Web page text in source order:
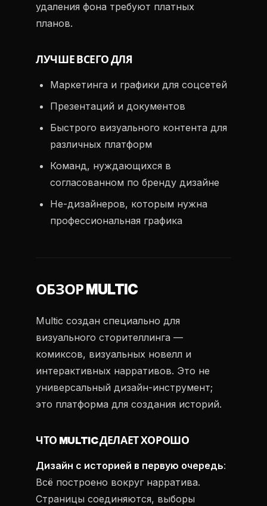
удаления фона требуют платных
планов.
ЛУЧШЕ ВСЕГО ДЛЯ
Маркетинга и графики для соцсетей
Презентаций и документов
Быстрого визуального контента для
различных платформ
Команд, нуждающихся в
согласованном по бренду дизайне
Не-дизайнеров, которым нужна
профессиональная графика
ОБЗОР MULTIC
Multic создан специально для
визуального сторителлинга —
комиксов, визуальных новелл и
интерактивных нарративов. Это не
универсальный дизайн-инструмент;
это платформа для создания историй.
ЧТО MULTIC ДЕЛАЕТ ХОРОШО
Дизайн с историей в первую очередь:
Всё построено вокруг нарратива.
Страницы соединяются, выборы